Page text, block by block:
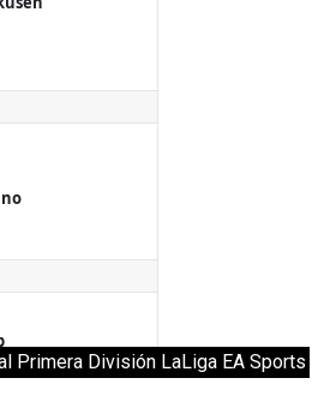
Primera División LaLiga EA Sports